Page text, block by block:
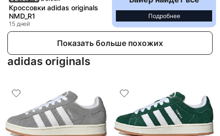
Кроссовки adidas originals
NMD_R1
15 дней
Подробнее
Показать больше похожих
adidas originals